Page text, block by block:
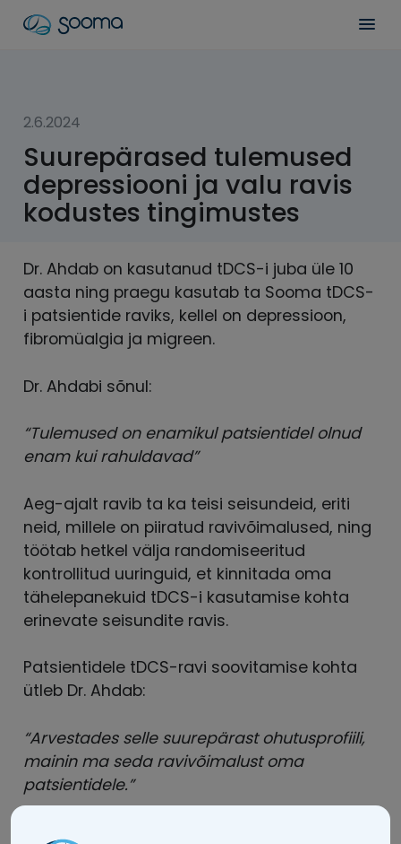
Skip
Sooma
2.6.2024
Suurepärased tulemused
depressiooni ja valu ravis
kodustes tingimustes
Dr. Ahdab on kasutanud tDCS-i juba üle 10
aasta ning praegu kasutab ta Sooma tDCS-
i patsientide raviks, kellel on depressioon,
fibromüalgia ja migreen.
Dr. Ahdabi sõnul:
“Tulemused on enamikul patsientidel olnud
enam kui rahuldavad”
Aeg-ajalt ravib ta ka teisi seisundeid, eriti
neid, millele on piiratud ravivõimalused, ning
töötab hetkel välja randomiseeritud
kontrollitud uuringuid, et kinnitada oma
tähelepanekuid tDCS-i kasutamise kohta
erinevate seisundite ravis.
Patsientidele tDCS-ravi soovitamise kohta
ütleb Dr. Ahdab:
“Arvestades selle suurepärast ohutusprofiili,
mainin ma seda ravivõimalust oma
patsientidele.”